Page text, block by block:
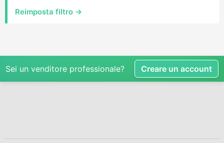
Reimposta filtro →
Sei un venditore professionale? Creare un account